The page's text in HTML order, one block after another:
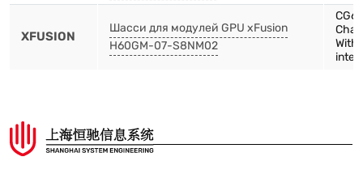
XFUSION
Шасси для модулей GPU xFusion
H60GM-07-S8NM02
With